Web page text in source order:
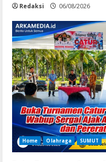
Redaksi 06/08/2026
Home Olahraga SUMUT